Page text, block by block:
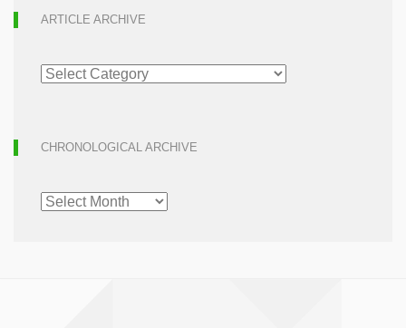
ARTICLE ARCHIVE
ARTICLE
ARCHIVE
CHRONOLOGICAL ARCHIVE
CHRONOLOGICAL
ARCHIVE